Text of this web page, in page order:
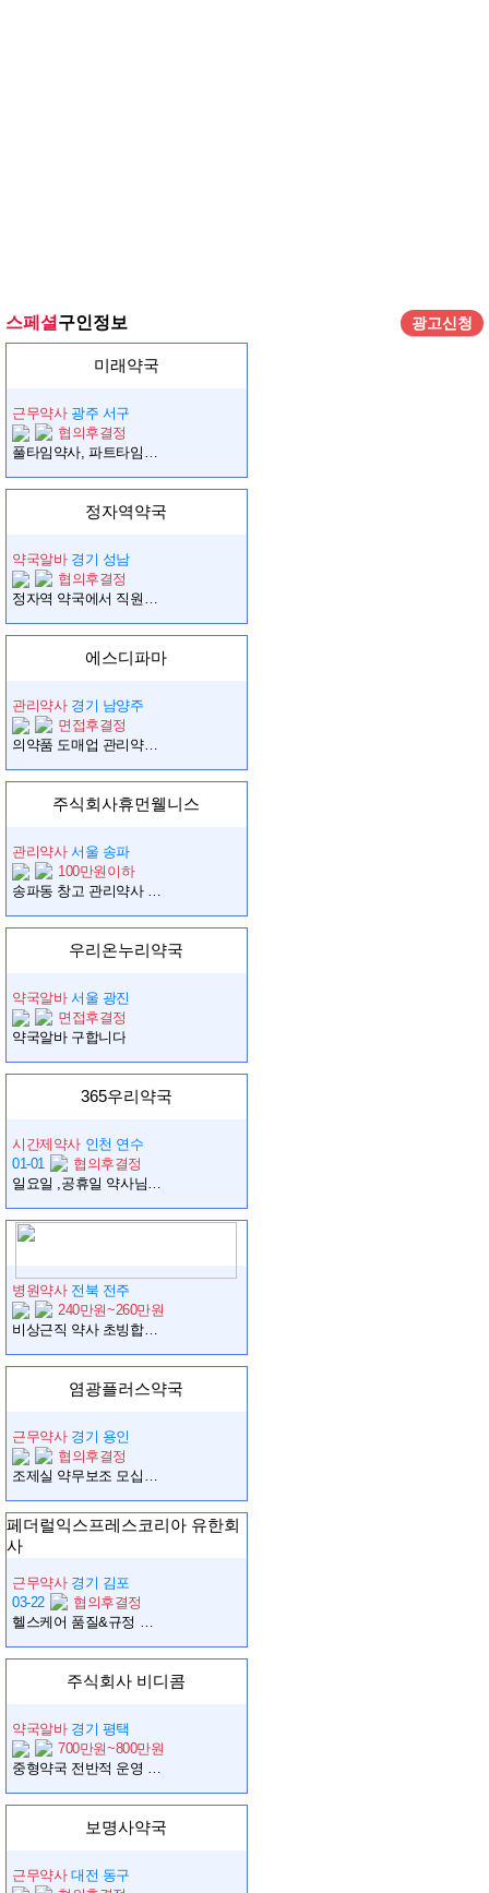
스페셜 구인정보 광고신청
미래약국
근무약사 광주 서구
협의후결정
풀타임약사, 파트타임약사님 모십니다.
정자역약국
약국알바 경기 성남
협의후결정
정자역 약국에서 직원을 모집합니다.
에스디파마
관리약사 경기 남양주
면접후결정
의약품 도매업 관리약사 채용
주식회사휴먼웰니스
관리약사 서울 송파
100만원이하
송파동 창고 관리약사 구인
우리온누리약국
약국알바 서울 광진
면접후결정
약국알바 구합니다
365우리약국
시간제약사 인천 연수
01-01
협의후결정
일요일 ,공휴일 약사님 모십니다
병원약사 전북 전주
240만원~260만원
비상근직 약사 초빙합니다.
염광플러스약국
근무약사 경기 용인
협의후결정
조제실 약무보조 모십니다
페더럴익스프레스코리아 유한회
사
근무약사 경기 김포
03-22
협의후결정
헬스케어 품질&규정 관리_약사(선호)
주식회사 비디콤
약국알바 경기 평택
700만원~800만원
중형약국 전반적 운영 및 관리 하실 약사님 구합니다
보명사약국
근무약사 대전 동구